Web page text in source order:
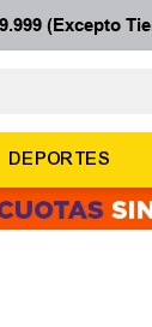
(Excepto
DEPORTES